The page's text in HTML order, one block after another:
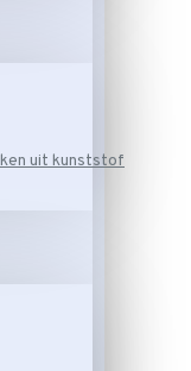
uit kunststof